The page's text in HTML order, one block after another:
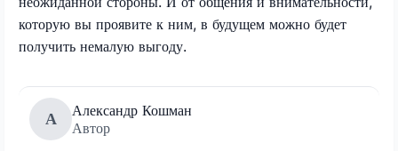
которую вы проявите к ним, в будущем можно будет
получить немалую выгоду.
А
Александр Кошман
Автор